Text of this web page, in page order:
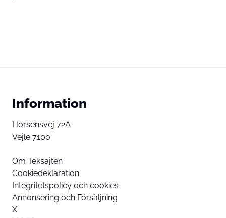
Information
Horsensvej 72A
Vejle 7100
Om Teksajten
Cookiedeklaration
Integritetspolicy och cookies
Annonsering och Försäljning
X